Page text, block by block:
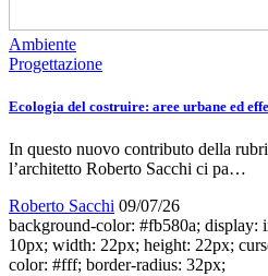
Ambiente
Progettazione
Ecologia del costruire: aree urbane ed
In questo nuovo contributo della
l’architetto Roberto Sacchi ci pa…
Roberto Sacchi 09/07/26
background-color: #fb580a; display:
10px; width: 22px; height: 22px;
color: #fff; border-radius: 32px;